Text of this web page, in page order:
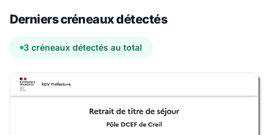
Derniers créneaux détectés
3 créneaux détectés au total